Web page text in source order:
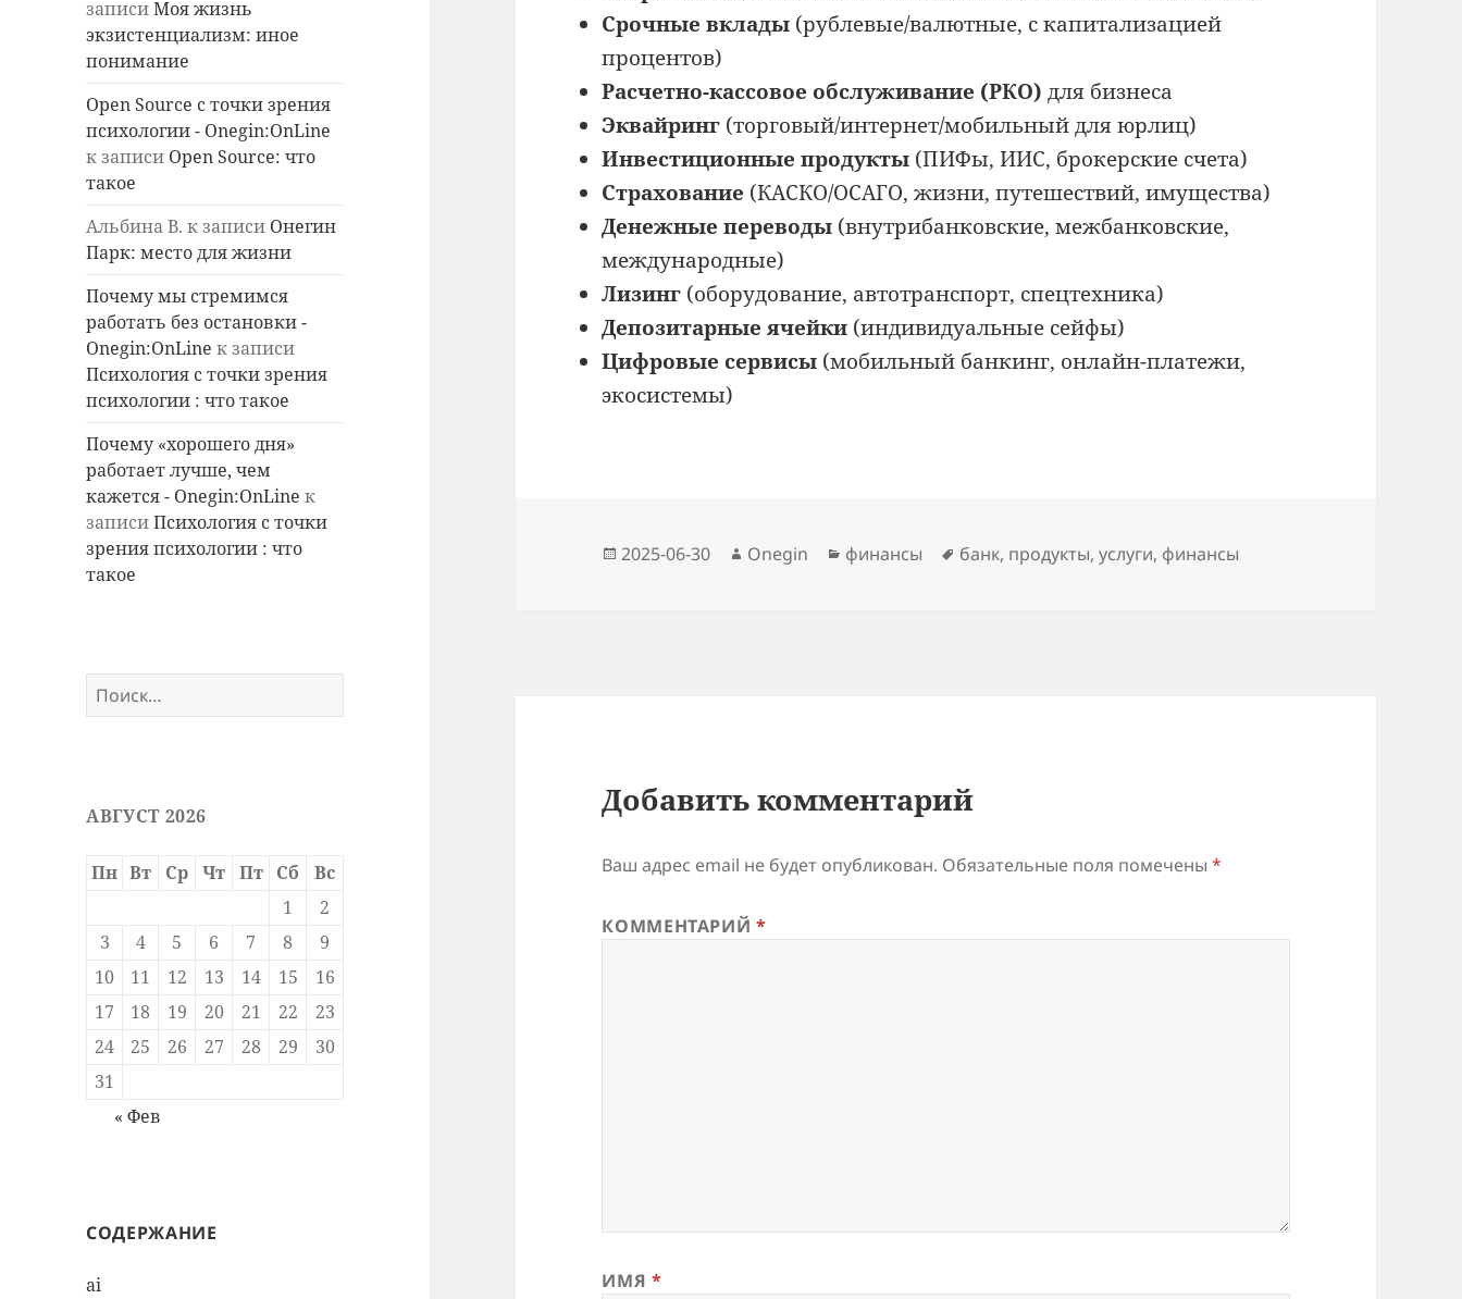
записиМоя жизнь
экзистенциализм: иное
понимание
Open Source с точки зрения
психологии - Onegin:OnLine
к записи Open Source: что
такое
Альбина В. к записи Онегин
Парк: место для жизни
Почему мы стремимся
работать без остановки -
Onegin:OnLine к записи
Психология с точки зрения
психологии : что такое
Почему «хорошего дня»
работает лучше, чем
кажется - Onegin:OnLine к
записиПсихология с точки
зрения психологии : что
такое
Найти:
АВГУСТ 2026
Пн Вт Ср Чт Пт Сб
Вс
1
2
3
4 5 6 7 8
9
10
11 12 13 14 15
16
17
18 19 20 21 22
23
24
25 26 27 28 29
30
31
« Фев
СОДЕРЖАНИЕ
ai
Срочные вклады (рублевые/валютные, с капитализацией
процентов)
Расчетно-кассовое обслуживание (РКО) для бизнеса
Эквайринг (торговый/интернет/мобильный для юрлиц)
Инвестиционные продукты (ПИФы, ИИС, брокерские счета)
Страхование (КАСКО/ОСАГО, жизни, путешествий, имущества)
Денежные переводы (внутрибанковские, межбанковские,
международные)
Лизинг (оборудование, автотранспорт, спецтехника)
Депозитарные ячейки (индивидуальные сейфы)
Цифровые сервисы (мобильный банкинг, онлайн-платежи,
экосистемы)
Опубликовано
2025-06-30 Автор
Onegin Рубрики
финансы Метки
банк, продукты,услуги, финансы
Добавить комментарий
Ваш адрес email не будет опубликован. Обязательные поля помечены*
КОММЕНТАРИЙ*
ИМЯ *